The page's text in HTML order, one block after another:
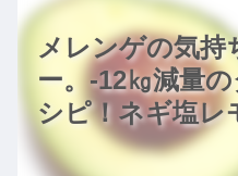
メレンゲの気持
ー。-12㎏減量
シピ！ネギ塩レ